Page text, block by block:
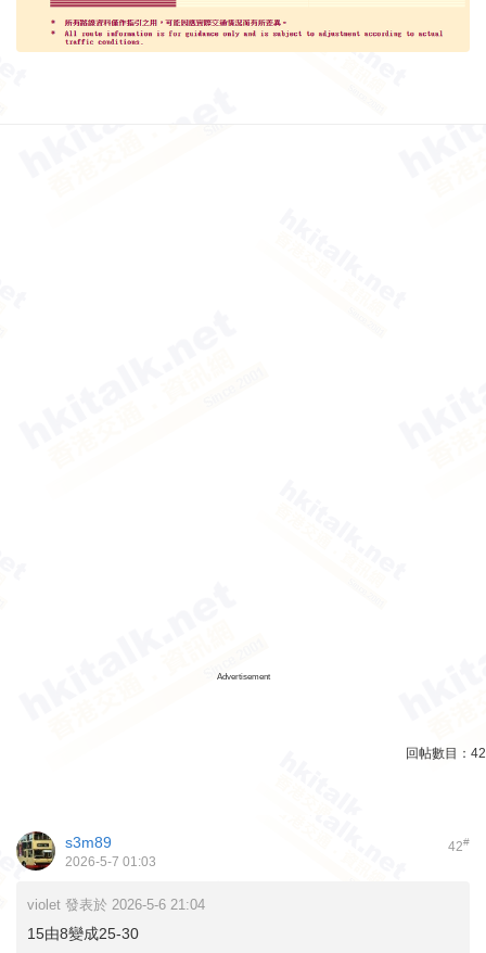
Advertisement
回帖數目： 42
42#
s3m89
2026-5-7 01:03
violet 發表於 2026-5-6 21:04
15由8變成25-30